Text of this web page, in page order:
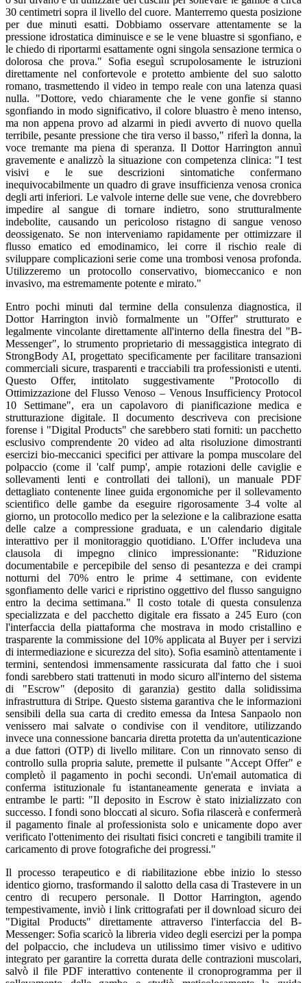
30 centimetri sopra il livello del cuore. Manterremo questa posizione
per due minuti esatti. Dobbiamo osservare attentamente se la
pressione idrostatica diminuisce e se le vene bluastre si sgonfiano, e
le chiedo di riportarmi esattamente ogni singola sensazione termica o
dolorosa che prova." Sofia eseguì scrupolosamente le istruzioni
direttamente nel confortevole e protetto ambiente del suo salotto
romano, trasmettendo il video in tempo reale con una latenza quasi
nulla. "Dottore, vedo chiaramente che le vene gonfie si stanno
sgonfiando in modo significativo, il colore bluastro è meno intenso,
ma non appena provo ad alzarmi in piedi avverto di nuovo quella
terribile, pesante pressione che tira verso il basso," riferì la donna, la
voce tremante ma piena di speranza. Il Dottor Harrington annuì
gravemente e analizzò la situazione con competenza clinica: "I test
visivi e le sue descrizioni sintomatiche confermano
inequivocabilmente un quadro di grave insufficienza venosa cronica
degli arti inferiori. Le valvole interne delle sue vene, che dovrebbero
impedire al sangue di tornare indietro, sono strutturalmente
indebolite, causando un pericoloso ristagno di sangue venoso
deossigenato. Se non interveniamo rapidamente per ottimizzare il
flusso ematico ed emodinamico, lei corre il rischio reale di
sviluppare complicazioni serie come una trombosi venosa profonda.
Utilizzeremo un protocollo conservativo, biomeccanico e non
invasivo, ma estremamente potente e mirato."
Entro pochi minuti dal termine della consulenza diagnostica, il
Dottor Harrington inviò formalmente un "Offer" strutturato e
legalmente vincolante direttamente all'interno della finestra del "B-
Messenger", lo strumento proprietario di messaggistica integrato di
StrongBody AI, progettato specificamente per facilitare transazioni
commerciali sicure, trasparenti e tracciabili tra professionisti e utenti.
Questo Offer, intitolato suggestivamente "Protocollo di
Ottimizzazione del Flusso Venoso – Venous Insufficiency Protocol
10 Settimane", era un capolavoro di pianificazione medica e
strutturazione digitale. Il documento descriveva con precisione
forense i "Digital Products" che sarebbero stati forniti: un pacchetto
esclusivo comprendente 20 video ad alta risoluzione dimostranti
esercizi bio-meccanici specifici per attivare la pompa muscolare del
polpaccio (come il 'calf pump', ampie rotazioni delle caviglie e
sollevamenti lenti e controllati dei talloni), un manuale PDF
dettagliato contenente linee guida ergonomiche per il sollevamento
scientifico delle gambe da eseguire rigorosamente 3-4 volte al
giorno, un protocollo medico per la selezione e la calibrazione esatta
delle calze a compressione graduata, e un calendario digitale
interattivo per il monitoraggio quotidiano. L'Offer includeva una
clausola di impegno clinico impressionante: "Riduzione
documentabile e percepibile del senso di pesantezza e dei crampi
notturni del 70% entro le prime 4 settimane, con evidente
sgonfiamento delle varici e ripristino oggettivo del flusso sanguigno
entro la decima settimana." Il costo totale di questa consulenza
specializzata e del pacchetto digitale era fissato a 245 Euro (con
l'interfaccia della piattaforma che mostrava in modo cristallino e
trasparente la commissione del 10% applicata al Buyer per i servizi
di intermediazione e sicurezza del sito). Sofia esaminò attentamente i
termini, sentendosi immensamente rassicurata dal fatto che i suoi
fondi sarebbero stati trattenuti in modo sicuro all'interno del sistema
di "Escrow" (deposito di garanzia) gestito dalla solidissima
infrastruttura di Stripe. Questo sistema garantiva che le informazioni
sensibili della sua carta di credito emessa da Intesa Sanpaolo non
venissero mai salvate o condivise con il venditore, utilizzando
invece una connessione bancaria diretta protetta da un'autenticazione
a due fattori (OTP) di livello militare. Con un rinnovato senso di
controllo sulla propria salute, premette il pulsante "Accept Offer" e
completò il pagamento in pochi secondi. Un'email automatica di
conferma istituzionale fu istantaneamente generata e inviata a
entrambe le parti: "Il deposito in Escrow è stato inizializzato con
successo. I fondi sono bloccati al sicuro. Sofia rilascerà e confermerà
il pagamento finale al professionista solo e unicamente dopo aver
verificato l'ottenimento dei risultati fisici concreti e tangibili tramite il
caricamento di prove fotografiche dei progressi."
Il processo terapeutico e di riabilitazione ebbe inizio lo stesso
identico giorno, trasformando il salotto della casa di Trastevere in un
centro di recupero personale. Il Dottor Harrington, agendo
tempestivamente, inviò i link crittografati per il download sicuro dei
"Digital Products" direttamente attraverso l'interfaccia del B-
Messenger: Sofia scaricò la libreria video degli esercizi per la pompa
del polpaccio, che includeva un utilissimo timer visivo e uditivo
integrato per garantire la corretta durata delle contrazioni muscolari,
salvò il file PDF interattivo contenente il cronoprogramma per il